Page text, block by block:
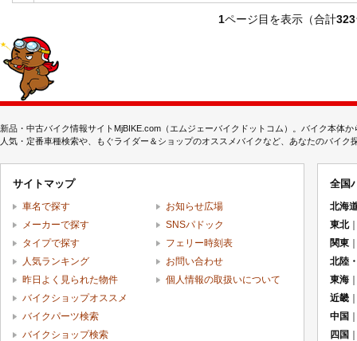
1ページ目を表示（合計323
新品・中古バイク情報サイトMjBIKE.com（エムジェーバイクドットコム）。バイク本体
人気・定番車種検索や、もぐライダー＆ショップのオススメバイクなど、あなたのバイ
サイトマップ
車名で探す
メーカーで探す
タイプで探す
人気ランキング
昨日よく見られた物件
バイクショップオススメ
バイクパーツ検索
バイクショップ検索
お知らせ広場
SNSパドック
フェリー時刻表
お問い合わせ
個人情報の取扱いについて
全国
北海
東北
関東
北陸
東海
近畿
中国
四国